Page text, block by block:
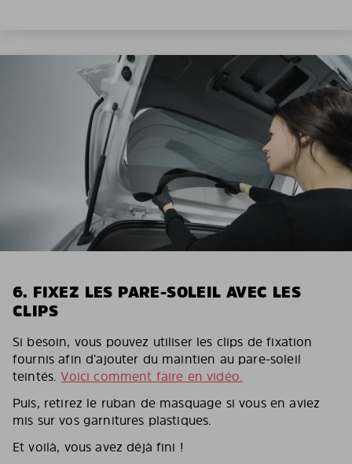
6. FIXEZ LES PARE-SOLEIL AVEC LES
CLIPS
Si besoin, vous pouvez utiliser les clips de fixation
fournis afin d’ajouter du maintien au pare-soleil
teintés.Voici comment faire en vidéo.
Puis, retirez le ruban de masquage si vous en aviez
mis sur vos garnitures plastiques.
Et voilà, vous avez déjà fini !